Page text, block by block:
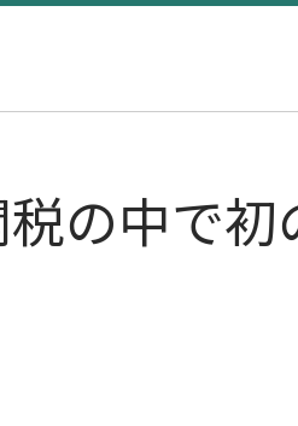
の中で